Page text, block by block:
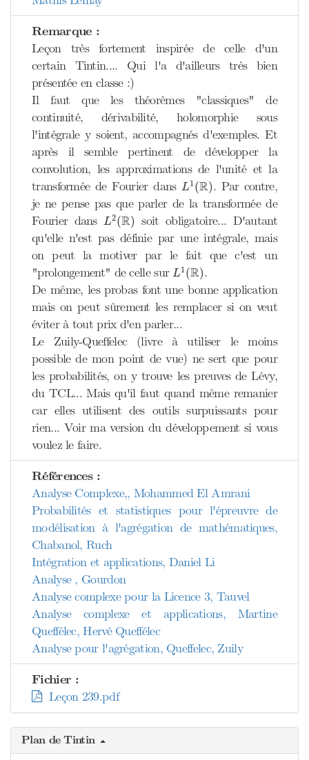
Remarque :
Leçon très fortement inspirée de celle d'un
certain Tintin.... Qui l'a d'ailleurs très bien
présentée en classe :)
Il faut que les théorèmes "classiques" de
continuité, dérivabilité, holomorphie sous
l'intégrale y soient, accompagnés d'exemples. Et
après il semble pertinent de développer la
convolution, les approximations de l'unité et la
transformée de Fourier dansL1(R)
L 1 (R) . Par contre,
je ne pense pas que parler de la transformée de
Fourier dansL2(R)
L2 (R) soit obligatoire... D'autant
qu'elle n'est pas définie par une intégrale, mais
on peut la motiver par le fait que c'est un
"prolongement" de celle surL1(R)
L 1 (R) .
De même, les probas font une bonne application
mais on peut sûrement les remplacer si on veut
éviter à tout prix d'en parler...
Le Zuily-Queffelec (livre à utiliser le moins
possible de mon point de vue) ne sert que pour
les probabilités, on y trouve les preuves de Lévy,
du TCL... Mais qu'il faut quand même remanier
car elles utilisent des outils surpuissants pour
rien... Voir ma version du développement si vous
voulez le faire.
Références :
Analyse Complexe,, Mohammed El Amrani
Probabilités et statistiques pour l'épreuvre de
modélisation à l'agrégation de mathématiques,
Chabanol, Ruch
Intégration et applications, Daniel Li
Analyse , Gourdon
Analyse complexe pour la Licence 3, Tauvel
Analyse complexe et applications, Martine
Queffélec, Hervé Queffélec
Analyse pour l'agrégation, Queffelec, Zuily
Fichier :
Leçon 239.pdf
Plan de Tintin